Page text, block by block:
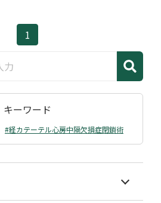
1
キーワード
#経カテーテル心房中隔欠損症閉鎖術